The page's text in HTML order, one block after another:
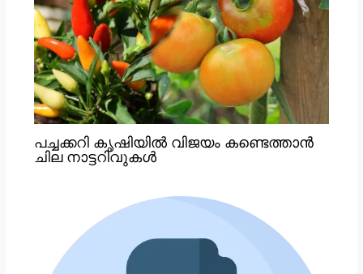
പച്ചക്കറി കൃഷിയില്‍ വിജയം കണ്ടെത്താന്‍
ചില നാട്ടറിവുകള്‍